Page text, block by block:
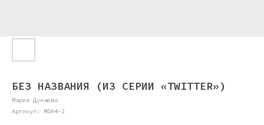
БЕЗ НАЗВАНИЯ (ИЗ СЕРИИ «TWITTER»)
Мария Дунаева
Артикул: MDA4-2